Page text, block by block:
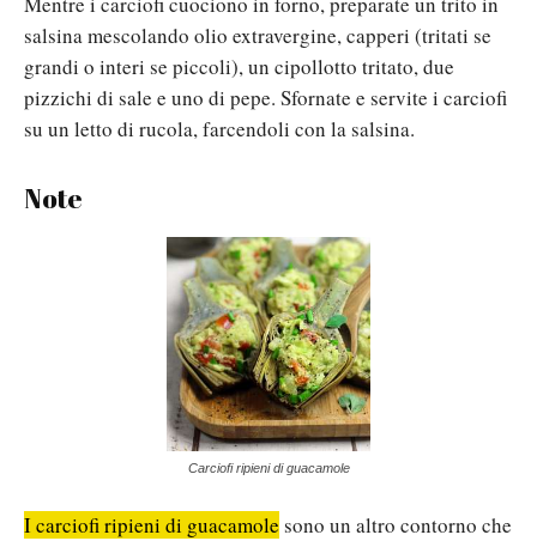
salsina mescolando olio extravergine, capperi (tritati se
grandi o interi se piccoli), un cipollotto tritato, due
pizzichi di sale e uno di pepe. Sfornate e servite i carciofi
su un letto di rucola, farcendoli con la salsina.
Note
Carciofi ripieni di guacamole
I carciofi ripieni di guacamole sono un altro contorno che